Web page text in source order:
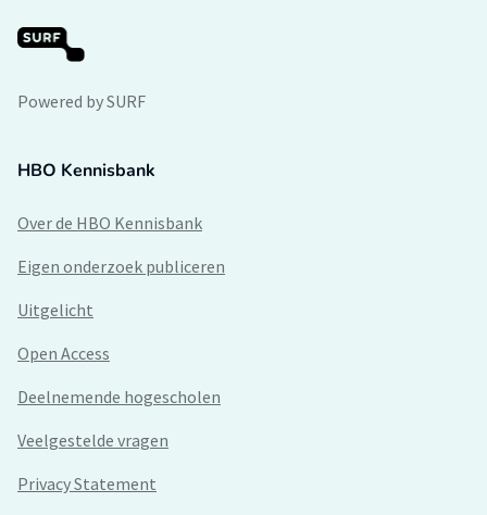
Powered by SURF
HBO Kennisbank
Over de HBO Kennisbank
Eigen onderzoek publiceren
Uitgelicht
Open Access
Deelnemende hogescholen
Veelgestelde vragen
Privacy Statement